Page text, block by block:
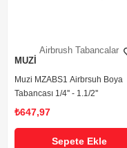
Airbrush Tabancalar
MUZİ
Muzi MZABS1 Airbrsuh Boya
Tabancası 1/4'' - 1.1/2''
₺647,97
Sepete Ekle